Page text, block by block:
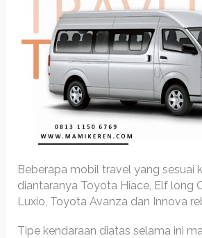
Beberapa mobil travel yang sesuai
diantaranya Toyota Hiace, Elf long
Luxio, Toyota Avanza dan Innova
Tipe kendaraan diatas selama ini